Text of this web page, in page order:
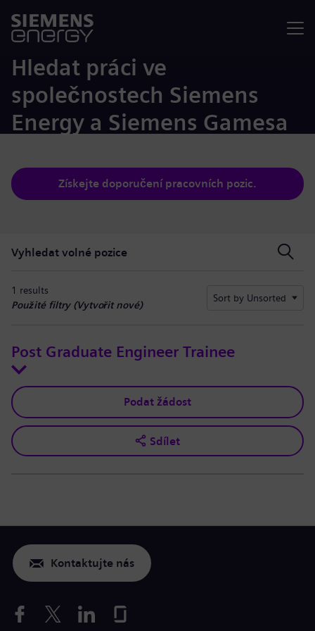
Hledat práci ve
společnostech Siemens
Energy a Siemens Gamesa
Získejte doporučení pracovních pozic.
Vyhledat volné pozice
1 results
Použité filtry (Vytvořit nové)
Sort by Unsorted
Post Graduate Engineer Trainee
Podat žádost
Sdílet
Kontaktujte nás